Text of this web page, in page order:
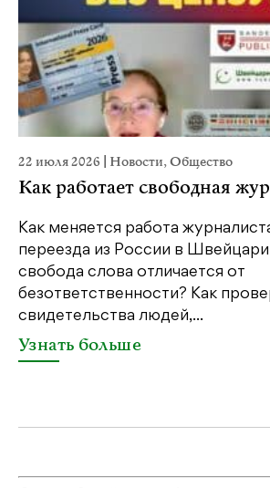
22 июля 2026 Новости,Общество
Как работает свободная
Как меняется работа
переезда из России в
свобода слова отличается от
безответственности? Как
свидетельства людей,...
Узнать больше